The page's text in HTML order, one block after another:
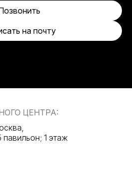
на почту
ЦЕНТРА:
1 этаж